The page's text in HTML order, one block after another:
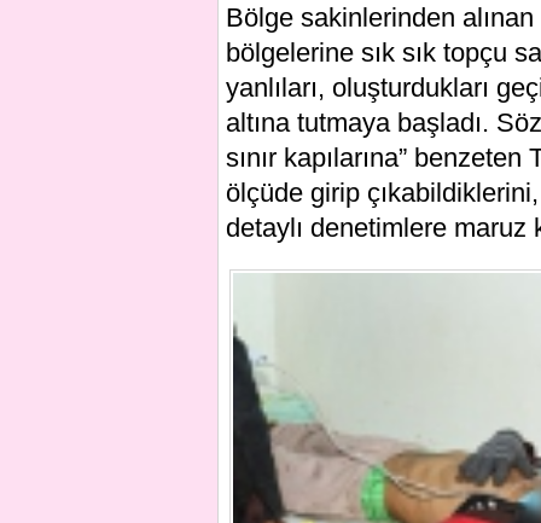
Bölge sakinlerinden
bölgelerine sık sık topçu
yanlıları, oluşturdukları
altına tutmaya başladı.
sınır kapılarına”
ölçüde girip
detaylı denetimlere maruz